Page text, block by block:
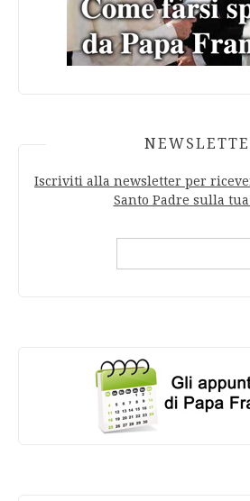
Iscriviti alla newsletter per
Santo Padre sulla